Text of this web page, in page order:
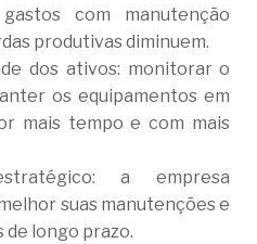
com manutenção
produtivas diminuem.
dos ativos: monitorar o
os equipamentos em
mais tempo e com mais
a empresa
suas manutenções e
longo prazo.